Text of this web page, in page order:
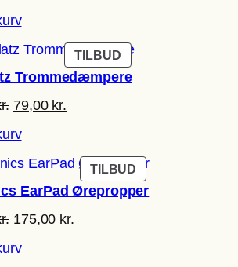
pris
var:
119,00 kr..
er:
79,00 kr..
TILBUDVARE
PÅ
Trommedæmpere
Den
pris
var:
109,00 kr..
79,00 kr.
er:
79,00 kr..
TILBUD VARE
PÅ
EarPad Ørepropper
Den
pris
175,00 kr.